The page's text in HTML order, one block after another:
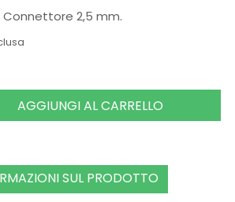
Connettore 2,5 mm.
AGGIUNGI AL CARRELLO
SUL PRODOTTO